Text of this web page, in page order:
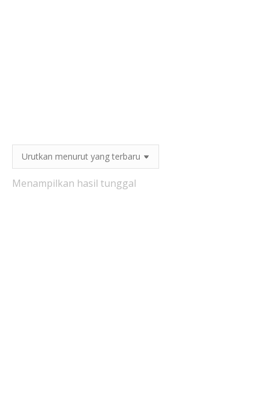
Menampilkan hasil tunggal